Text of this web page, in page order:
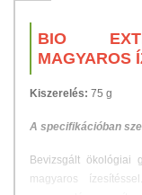
BIO
MAGYAROS
Kiszerelés: 75 g
A specifikációban
Bevizsgált ökológiai
magyaros